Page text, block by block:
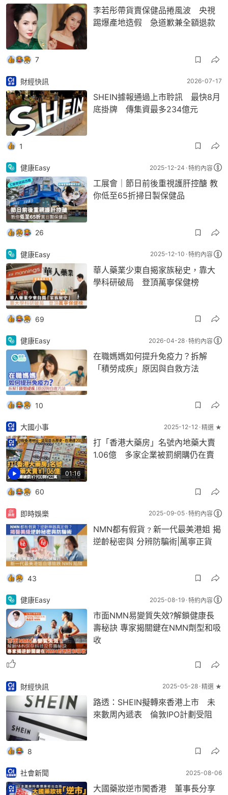
李若彤帶貨賣保健品捲風波 央視
踢爆產地造假 急道歉兼全額退款
7
財經快訊 2026-07-17
SHEIN據報通過上市聆訊 最快8月
底掛牌 傳集資最多234億元
1
健康Easy 2025-12-24 特約內容
工展會｜節日前後重視護肝控醣 教
你低至65折掃日製保健品
26
健康Easy 2025-12-10 特約內容
華人藥業少東自揭家族秘史，靠大
學科研破局 登頂萬寧保健榜
69
健康Easy 2026-04-28 特約內容
在職媽媽如何提升免疫力？拆解
「積勞成疾」原因與自救方法
10
01:16
大國小事 2025-12-12 精選 ★
打「香港大藥房」名號內地藥大賣
1.06億 多家企業被罰網購仍在賣
60
即時娛樂 2025-09-05 特約內容
NMN都有假貨﹖新一代最美港姐 揭
逆齡秘密與 分辨防騙術|萬寧正貨
43
健康Easy 2025-08-19 特約內容
市面NMN易變質失效?解鎖健康長
壽秘訣 專家揭關鍵在NMN劑型和吸
收
財經快訊 2025-05-28 精選 ★
路透：SHEIN擬轉來香港上市 未
來數周內遞表 倫敦IPO計劃受阻
8
社會新聞 2025-08-06
大國藥妝逆市闖香港 董事長分享